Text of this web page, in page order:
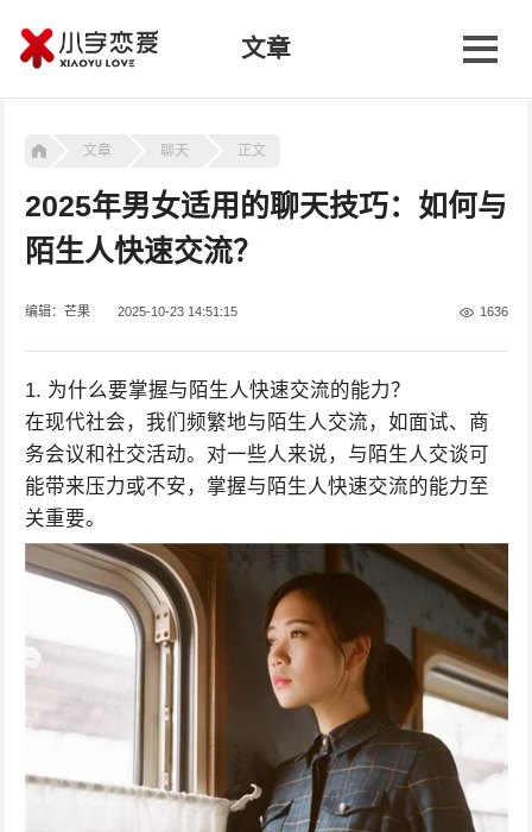
文章
文章 聊天 正文
2025年男女适用的聊天技巧：如何与
陌生人快速交流？
编辑：芒果 2025-10-23 14:51:15 1636
1. 为什么要掌握与陌生人快速交流的能力？
在现代社会，我们频繁地与陌生人交流，如面试、商
务会议和社交活动。对一些人来说，与陌生人交谈可
能带来压力或不安，掌握与陌生人快速交流的能力至
关重要。